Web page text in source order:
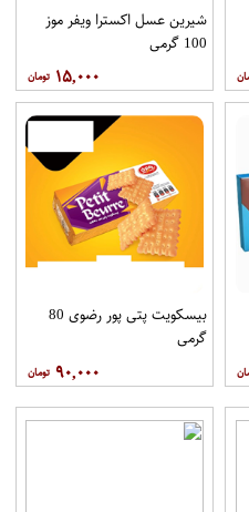
شیرین عسل اکسترا ویفر موز
100 گرمی
۱۵,۰۰۰
بیسکویت پتی پور رضوی 80
گرمی
۹۰,۰۰۰